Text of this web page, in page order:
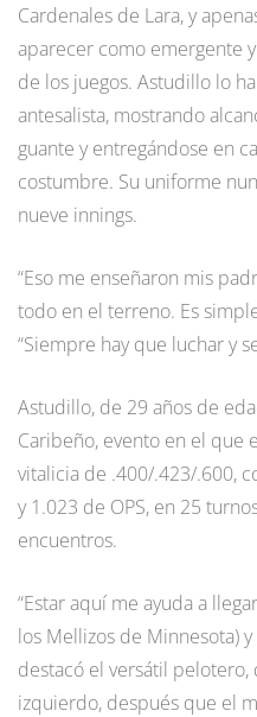
Cardenales de Lara, y
aparecer como emergente
de los juegos. Astudillo lo
antesalista, mostrando
guante y entregándose en
costumbre. Su uniforme
nueve innings.
“Eso me enseñaron mis
todo en el terreno. Es
“Siempre hay que luchar y
Astudillo, de 29 años de
Caribeño, evento en el que
vitalicia de .400/.423/.600,
y 1.023 de OPS, en 25
encuentros.
“Estar aquí me ayuda a
los Mellizos de Minnesota)
destacó el versátil pelotero,
izquierdo, después que el